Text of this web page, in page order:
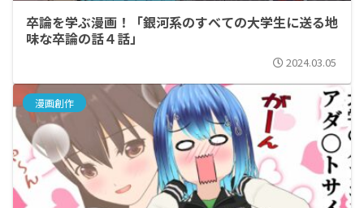
卒論を学ぶ漫画！「銀河系のすべての大学生に送る地
味な卒論の話４話」
2024.03.05
漫画創作